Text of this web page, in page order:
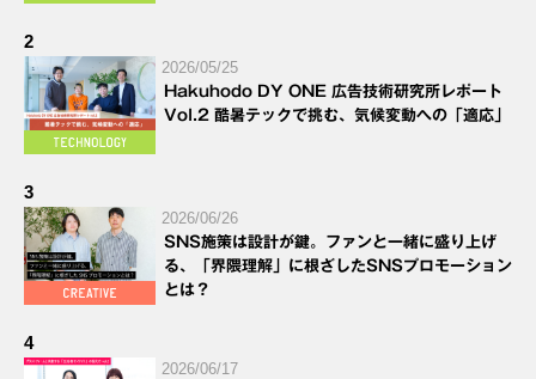
2
2026/05/25
Hakuhodo DY ONE 広告技術研究所レポート
Vol.2 酷暑テックで挑む、気候変動への「適応」
3
2026/06/26
SNS施策は設計が鍵。ファンと一緒に盛り上げ
る、「界隈理解」に根ざしたSNSプロモーション
とは？
4
2026/06/17